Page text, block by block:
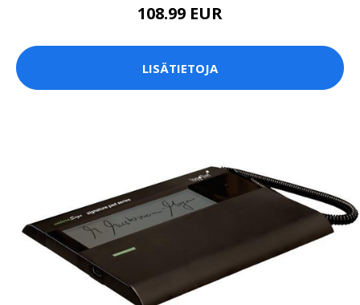
108.99 EUR
LISÄTIETOJA